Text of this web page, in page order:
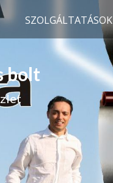
SZOLGÁLTATÁSOK
bolt